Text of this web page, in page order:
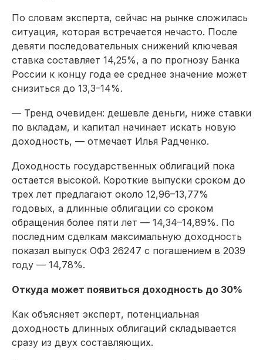
По словам эксперта, сейчас на рынке сложилась
ситуация, которая встречается нечасто. После
девяти последовательных снижений ключевая
ставка составляет 14,25%, а по прогнозу Банка
России к концу года ее среднее значение может
снизиться до 13,3–14%.
— Тренд очевиден: дешевле деньги, ниже ставки
по вкладам, и капитал начинает искать новую
доходность, — отмечает Илья Радченко.
Доходность государственных облигаций пока
остается высокой. Короткие выпуски сроком до
трех лет предлагают около 12,96–13,77%
годовых, а длинные облигации со сроком
обращения более пяти лет — 14,34–14,89%. По
последним сделкам максимальную доходность
показал выпуск ОФЗ 26247 с погашением в 2039
году — 14,78%.
Откуда может появиться доходность до 30%
Как объясняет эксперт, потенциальная
доходность длинных облигаций складывается
сразу из двух составляющих.